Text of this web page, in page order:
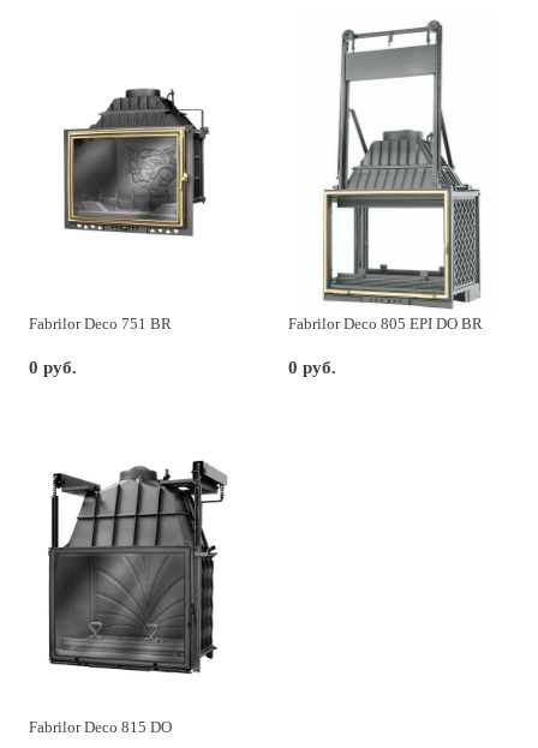
Fabrilor Deco 751 BR
0 руб.
Fabrilor Deco 805 EPI DO BR
0 руб.
Fabrilor Deco 815 DO